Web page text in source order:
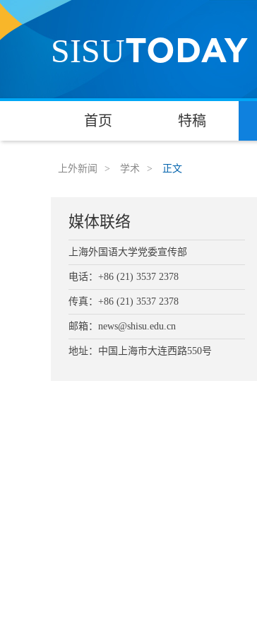
SISUTODAY
首页 特稿
上外新闻 > 学术 > 正文
媒体联络
上海外国语大学党委宣传部
电话：+86 (21) 3537 2378
传真：+86 (21) 3537 2378
邮箱：news@shisu.edu.cn
地址：中国上海市大连西路550号